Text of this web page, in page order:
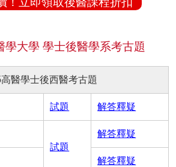
大學 學士後醫學系考古題
醫學士後西醫考古題
試題 解答釋疑
試題
解答釋疑
解答釋疑